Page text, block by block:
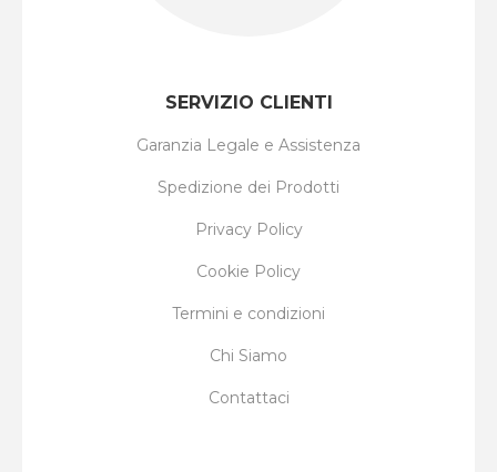
SERVIZIO CLIENTI
Garanzia Legale e Assistenza
Spedizione dei Prodotti
Privacy Policy
Cookie Policy
Termini e condizioni
Chi Siamo
Contattaci